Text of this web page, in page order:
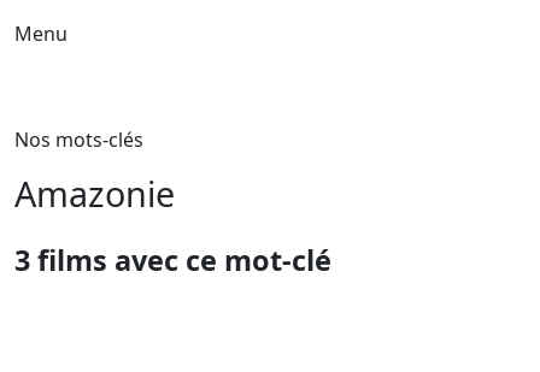
Menu
Nos mots-clés
Amazonie
3 films avec ce mot-clé